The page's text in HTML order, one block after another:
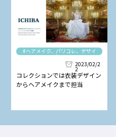
#ヘアメイク、パリコレ、デザイ
ナー
2023/02/2
2
コレクションでは衣装デザイン
からヘアメイクまで担当